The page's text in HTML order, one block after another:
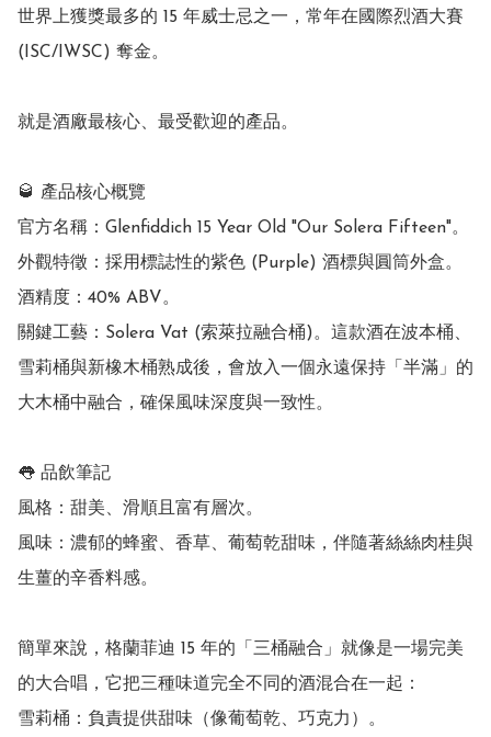
世界上獲獎最多的 15 年威士忌之一，常年在國際烈酒大賽
(ISC/IWSC) 奪金。
就是酒廠最核心、最受歡迎的產品。
🥃 產品核心概覽
官方名稱：Glenfiddich 15 Year Old "Our Solera Fifteen"。
外觀特徵：採用標誌性的紫色 (Purple) 酒標與圓筒外盒。
酒精度：40% ABV。
關鍵工藝：Solera Vat (索萊拉融合桶)。這款酒在波本桶、
雪莉桶與新橡木桶熟成後，會放入一個永遠保持「半滿」的
大木桶中融合，確保風味深度與一致性。
👅 品飲筆記
風格：甜美、滑順且富有層次。
風味：濃郁的蜂蜜、香草、葡萄乾甜味，伴隨著絲絲肉桂與
生薑的辛香料感。
簡單來說，格蘭菲迪 15 年的「三桶融合」就像是一場完美
的大合唱，它把三種味道完全不同的酒混合在一起：
雪莉桶：負責提供甜味（像葡萄乾、巧克力）。